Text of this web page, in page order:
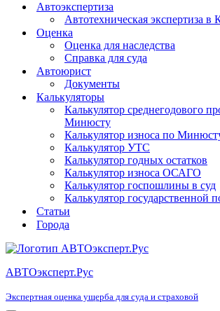
Автоэкспертиза
Автотехническая экспертиза в
Оценка
Оценка для наследства
Справка для суда
Автоюрист
Документы
Калькуляторы
Калькулятор среднегодового
Минюсту
Калькулятор износа по
Калькулятор УТС
Калькулятор годных остатков
Калькулятор износа ОСАГО
Калькулятор госпошлины в суд
Калькулятор государственной
Статьи
Города
АВТОэксперт.Рус
Экспертная оценка ущерба для суда и страховой